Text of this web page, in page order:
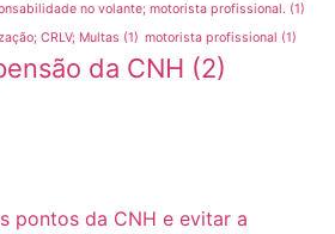
no volante; motorista profissional. (1)
CRLV; Multas (1) motorista profissional (1)
da CNH (2)
pontos da CNH e evitar a